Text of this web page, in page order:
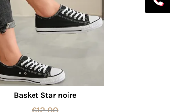
Basket Star noire